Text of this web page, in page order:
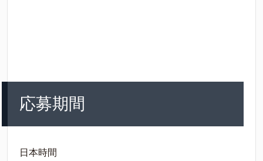
応募期間
日本時間